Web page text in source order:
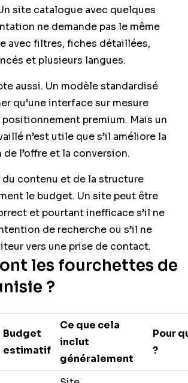
site catalogue avec quelques
ne demande pas le même
avec filtres, fiches détaillées,
et plusieurs langues.
aussi. Un modèle standardisé
qu’une interface sur mesure
positionnement premium. Mais un
n’est utile que s’il améliore la
l’offre et la conversion.
du contenu et de la structure
le budget. Un site peut être
et pourtant inefficace s’il ne
de recherche ou s’il ne
vers une prise de contact.
les fourchettes de
?
Budget
estimatif
Ce que cela
inclut
généralement
Pour
?